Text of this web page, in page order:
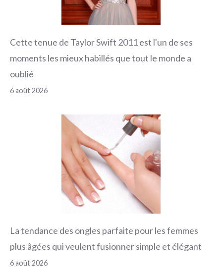
Cette tenue de Taylor Swift 2011 est l'un de ses
moments les mieux habillés que tout le monde a
oublié
6 août 2026
La tendance des ongles parfaite pour les femmes
plus âgées qui veulent fusionner simple et élégant
6 août 2026